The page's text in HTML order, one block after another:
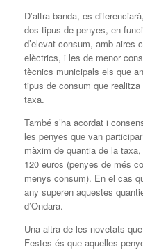
D’altra banda, es
dos tipus de penyes, en
d’elevat consum, amb aires
elèctrics, i les de menor
tècnics municipals els que
tipus de consum que
taxa.
També s’ha acordat i
les penyes que van
màxim de quantia de la
120 euros (penyes de més
menys consum). En el cas
any superen aquestes
d’Ondara.
Una altra de les novetats
Festes és que aquelles